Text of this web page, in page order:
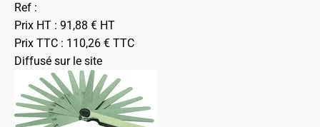
Ref :
Prix HT : 91,88 € HT
Prix TTC : 110,26 € TTC
Diffusé sur le site